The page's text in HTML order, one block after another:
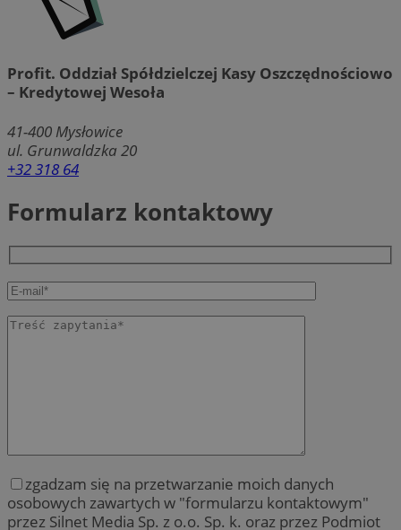
Profit. Oddział Spółdzielczej Kasy Oszczędnościowo
– Kredytowej Wesoła
41-400 Mysłowice
ul. Grunwaldzka 20
+32 318 64
Formularz kontaktowy
zgadzam się na przetwarzanie moich danych
osobowych zawartych w "formularzu kontaktowym"
przez Silnet Media Sp. z o.o. Sp. k. oraz przez Podmiot